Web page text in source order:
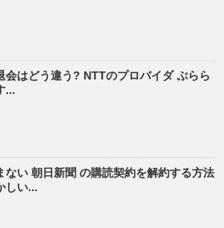
会はどう違う? NTTのプロバイダ ぷらら
...
ない 朝日新聞 の購読契約を解約する方法
しい...